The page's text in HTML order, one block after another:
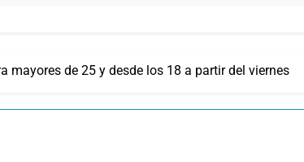
mayores de 25 y desde los 18 a partir del viernes